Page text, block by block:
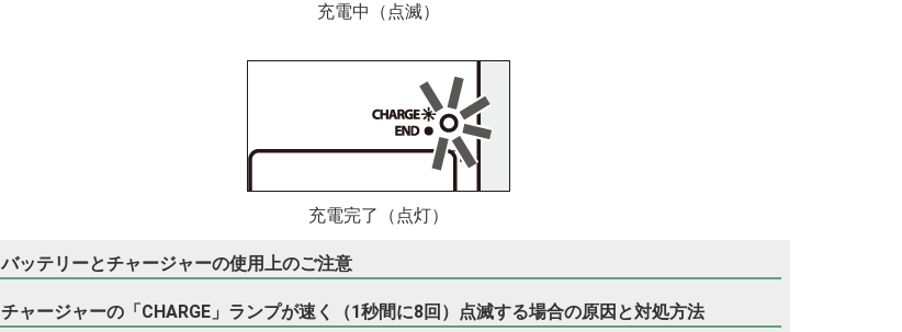
充電中（点滅）
充電完了（点灯）
バッテリーとチャージャーの使用上のご注意
チャージャーの「CHARGE」ランプが速く（1秒間に8回）点滅する場合の原因と対処方法